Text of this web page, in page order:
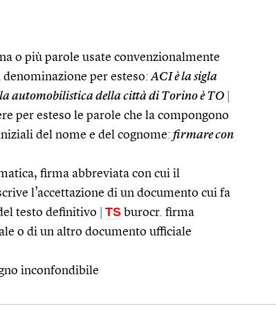
o più parole usate convenzionalmente
per esteso:ACI è la sigla
automobilistica della città di Torino è TO
per esteso le parole che la compongono
del nome e del cognome: firmare con
firma abbreviata con cui il
l’accettazione di un documento cui fa
testo definitivo
TS burocr. firma
o di un altro documento ufficiale
inconfondibile